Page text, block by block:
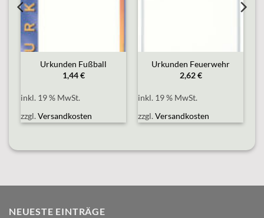
Urkunden Fußball
1,44€
inkl. 19 % MwSt.
zzgl.Versandkosten
Urkunden Feuerwehr
2,62€
inkl. 19 % MwSt.
zzgl.Versandkosten
NEUESTE EINTRÄGE